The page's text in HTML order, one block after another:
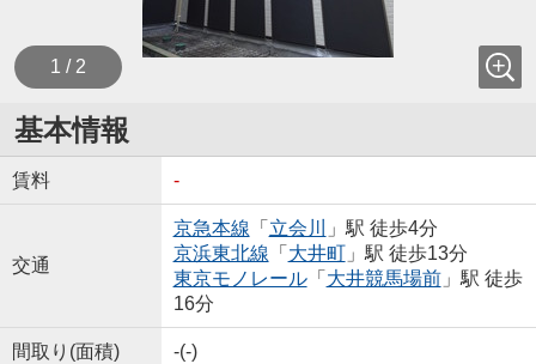
1 / 2
基本情報
賃料 -
交通
京急本線 「 立会川
」駅 徒歩4分
京浜東北線 「 大井町」駅 徒歩13分
東京モノレール「 大井競馬場前」駅 徒歩
16分
間取り(面積) -(-)